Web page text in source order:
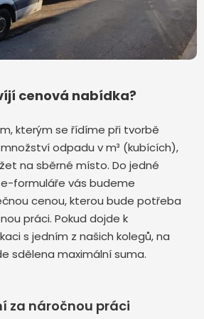
cenová nabídka?
kterým se řídíme při tvorbě
odpadu v m³ (kubících),
na sběrné místo. Do jedné
formuláře vás budeme
cenou, kterou bude potřeba
práci. Pokud dojde k
s jedním z našich kolegů, na
sdělena maximální suma.
za náročnou práci